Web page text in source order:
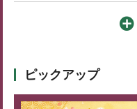
ピックアップ